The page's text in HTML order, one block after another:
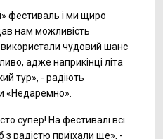
фестиваль і ми щиро
нам можливість
чудовий шанс
адже наприкінці літа
тур», - радіють
«Недаремно».
супер! На фестивалі всі
радістю приїхали ще», -